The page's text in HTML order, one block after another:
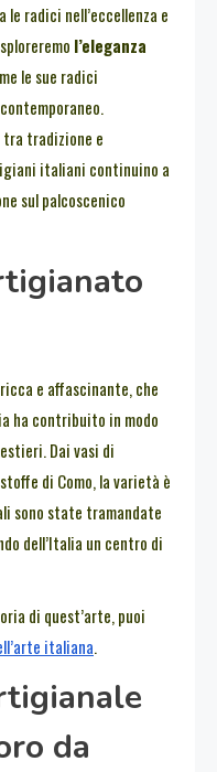
radici nell’eccellenza e
l’eleganza
le sue radici
tra tradizione e
italiani continuino a
sul palcoscenico
ricca e affascinante, che
ha contribuito in modo
Dai vasi di
di Como, la varietà è
sono state tramandate
dell’Italia un centro di
di quest’arte, puoi
italiana.
da